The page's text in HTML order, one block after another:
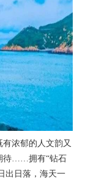
浓郁的人文韵又
待……拥有“钻石
出日落，海天一